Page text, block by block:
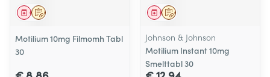
Op voorschrift
Geneesmiddel
Motilium 10mg Filmomh Tabl
30
Op voorschrift
Geneesmiddel
Johnson & Johnson
Motilium Instant 10mg
Smelttabl 30